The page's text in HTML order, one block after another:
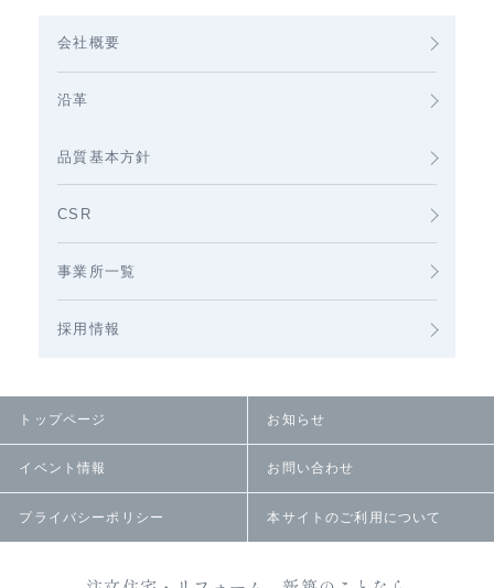
会社概要
沿革
品質基本方針
CSR
事業所一覧
採用情報
トップページ お知らせ
イベント情報 お問い合わせ
プライバシーポリシー 本サイトのご利用について